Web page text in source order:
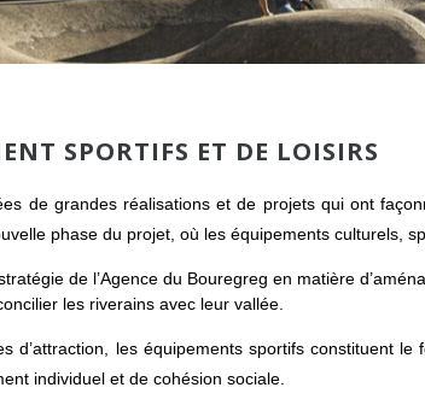
SPORTIFS ET DE LOISIRS
de grandes réalisations et de projets qui ont
phase du projet, où les équipements culturels,
de l’Agence du Bouregreg en matière
les riverains avec leur vallée.
d’attraction, les équipements sportifs constituent
individuel et de cohésion sociale.